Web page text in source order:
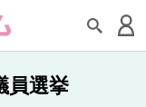
員選挙